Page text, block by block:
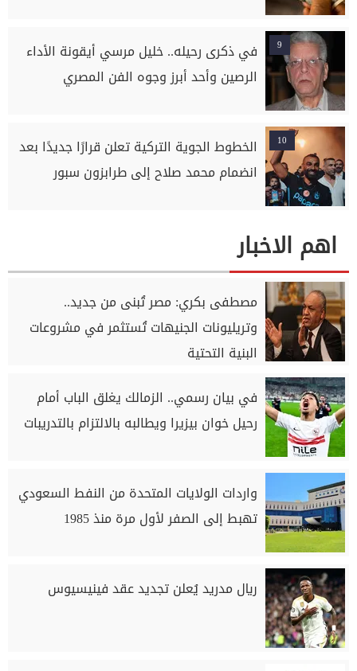
9
في ذكرى رحيله.. خليل مرسي أيقونة الأداء
الرصين وأحد أبرز وجوه الفن المصري
10
الخطوط الجوية التركية تعلن قرارًا جديدًا بعد
انضمام محمد صلاح إلى طرابزون سبور
اهم الاخبار
مصطفى بكري: مصر تُبنى من جديد..
وتريليونات الجنيهات تُستثمر في مشروعات
البنية التحتية
في بيان رسمي.. الزمالك يغلق الباب أمام
رحيل خوان بيزيرا ويطالبه بالالتزام بالتدريبات
واردات الولايات المتحدة من النفط السعودي
تهبط إلى الصفر لأول مرة منذ 1985
ريال مدريد يُعلن تجديد عقد فينيسيوس